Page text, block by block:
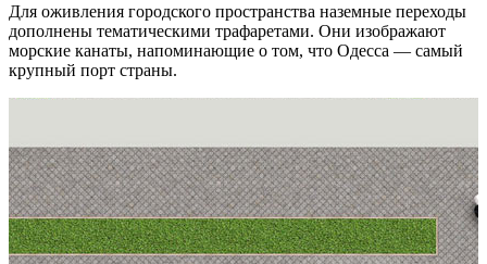
Для оживления городского пространства наземные переходы
дополнены тематическими трафаретами. Они изображают
морские канаты, напоминающие о том, что Одесса — самый
крупный порт страны.